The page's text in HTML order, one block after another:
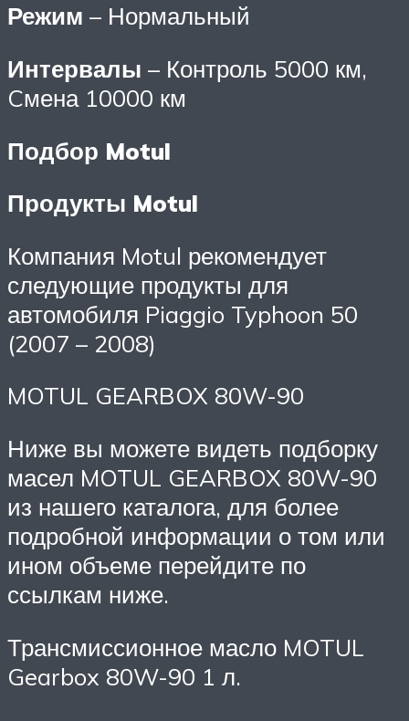
Режим – Нормальный
Интервалы – Контроль 5000 км,
Cмена 10000 км
Подбор Motul
Продукты Motul
Компания Motul рекомендует
следующие продукты для
автомобиля Piaggio Typhoon 50
(2007 – 2008)
MOTUL GEARBOX 80W-90
Ниже вы можете видеть подборку
масел MOTUL GEARBOX 80W-90
из нашего каталога, для более
подробной информации о том или
ином объеме перейдите по
ссылкам ниже.
Трансмиссионное масло MOTUL
Gearbox 80W-90 1 л.